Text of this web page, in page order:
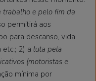
trabalho e pelo fim da
permitirá aos
para descanso, vida
2) a luta pela
(motoristas e
mínima por